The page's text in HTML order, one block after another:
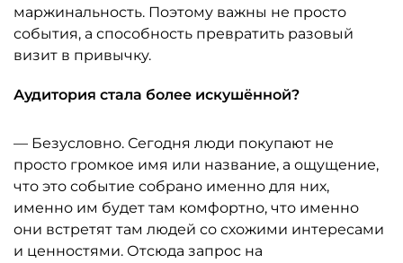
маржинальность. Поэтому важны не просто
события, а способность превратить разовый
визит в привычку.
Аудитория стала более искушённой?
— Безусловно. Сегодня люди покупают не
просто громкое имя или название, а ощущение,
что это событие собрано именно для них,
именно им будет там комфортно, что именно
они встретят там людей со схожими интересами
и ценностями. Отсюда запрос на